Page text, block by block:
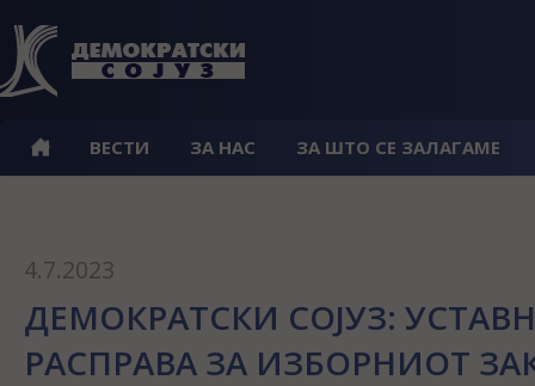
ВЕСТИ ЗА НАС ЗА ШТО СЕ ЗАЛАГАМЕ
4.7.2023
ДЕМОКРАТСКИ СОЈУЗ:
РАСПРАВА ЗА ИЗБОРНИОТ